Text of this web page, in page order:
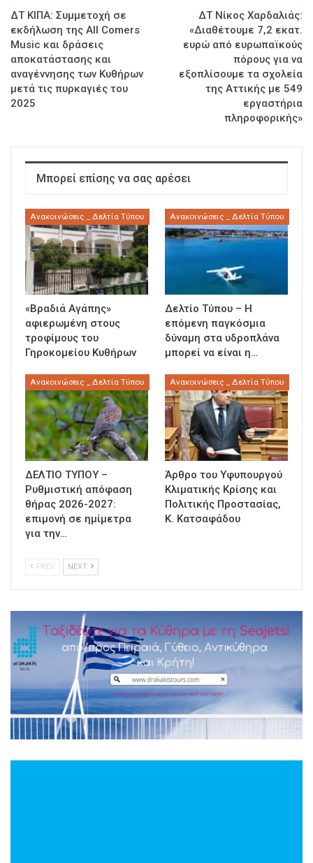
ΔΤ ΚΙΠΑ: Συμμετοχή σε
εκδήλωση της All Comers
Music και δράσεις
αποκατάστασης και
αναγέννησης των Κυθήρων
μετά τις πυρκαγιές του
2025
ΔΤ Νίκος Χαρδαλιάς:
«Διαθέτουμε 7,2 εκατ.
ευρώ από ευρωπαϊκούς
πόρους για να
εξοπλίσουμε τα σχολεία
της Αττικής με 549
εργαστήρια
πληροφορικής»
Μπορεί επίσης να σας αρέσει
Ανακοινώσεις _ Δελτία Τύπου
«Βραδιά Αγάπης»
αφιερωμένη στους
τροφίμους του
Γηροκομείου Κυθήρων
Ανακοινώσεις _ Δελτία Τύπου
Δελτίο Τύπου – Η
επόμενη παγκόσμια
δύναμη στα υδροπλάνα
μπορεί να είναι η…
Ανακοινώσεις _ Δελτία Τύπου
ΔΕΛΤΙΟ ΤΥΠΟΥ –
Ρυθμιστική απόφαση
θήρας 2026-2027:
επιμονή σε ημίμετρα
για την…
Ανακοινώσεις _ Δελτία Τύπου
Άρθρο του Υφυπουργού
Κλιματικής Κρίσης και
Πολιτικής Προστασίας,
Κ. Κατσαφάδου
PREV NEXT